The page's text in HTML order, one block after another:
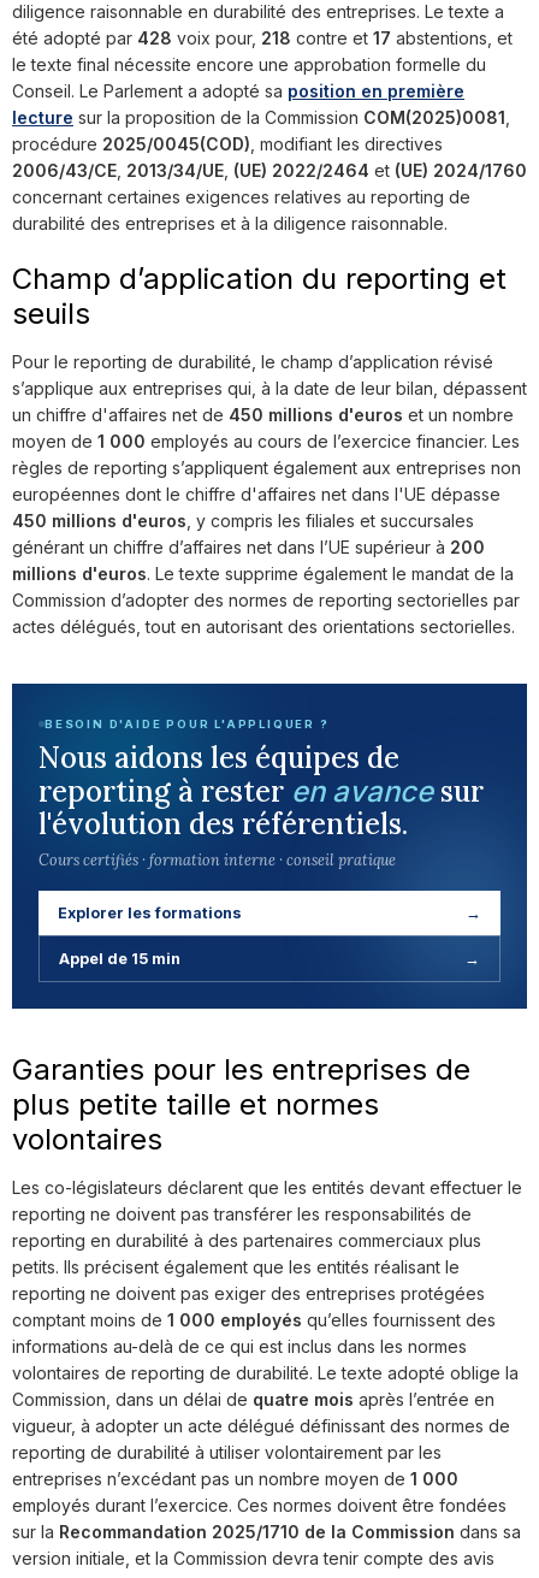
diligence raisonnable en durabilité des entreprises. Le texte a
été adopté par 428 voix pour, 218 contre et 17 abstentions, et
le texte final nécessite encore une approbation formelle du
Conseil. Le Parlement a adopté sa position en première
lecture sur la proposition de la Commission COM(2025)0081
procédure 2025/0045(COD) , modifiant les directives
2006/43/CE 2013/34/UE (UE) 2022/2464 et (UE) 2024/1760
concernant certaines exigences relatives au reporting de
durabilité des entreprises et à la diligence raisonnable.
Champ d’application du reporting et
seuils
Pour le reporting de durabilité, le champ d’application révisé
s’applique aux entreprises qui, à la date de leur bilan, dépassent
un chiffre d'affaires net de 450 millions d'euros et un nombre
moyen de 1 000 employés au cours de l’exercice financier. Les
règles de reporting s’appliquent également aux entreprises non
européennes dont le chiffre d'affaires net dans l'UE dépasse
450 millions d'euros , y compris les filiales et succursales
générant un chiffre d’affaires net dans l’UE supérieur à 200
millions d'euros. Le texte supprime également le mandat de la
Commission d’adopter des normes de reporting sectorielles par
actes délégués, tout en autorisant des orientations sectorielles.
BESOIN D'AIDE POUR L'APPLIQUER ?
Nous aidons les équipes de
reporting à rester en avancesur
l'évolution des référentiels.
Cours certifiés · formation interne · conseil pratique
Explorer les formations →
Appel de 15 min →
Garanties pour les entreprises de
plus petite taille et normes
volontaires
Les co-législateurs déclarent que les entités devant effectuer le
reporting ne doivent pas transférer les responsabilités de
reporting en durabilité à des partenaires commerciaux plus
petits. Ils précisent également que les entités réalisant le
reporting ne doivent pas exiger des entreprises protégées
comptant moins de 1 000 employés qu’elles fournissent des
informations au-delà de ce qui est inclus dans les normes
volontaires de reporting de durabilité. Le texte adopté oblige la
Commission, dans un délai de quatre mois après l’entrée en
vigueur, à adopter un acte délégué définissant des normes de
reporting de durabilité à utiliser volontairement par les
entreprises n’excédant pas un nombre moyen de 1 000
employés durant l’exercice. Ces normes doivent être fondées
sur la Recommandation 2025/1710 de la Commission dans sa
version initiale, et la Commission devra tenir compte des avis